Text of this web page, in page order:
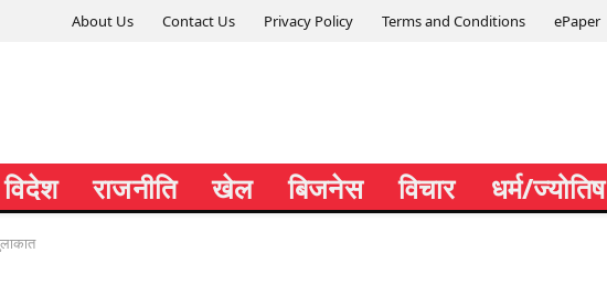
About Us Contact Us Privacy Policy Terms and Conditions ePaper
विदेश राजनीति खेल बिजनेस विचार धर्म/ज्योतिष